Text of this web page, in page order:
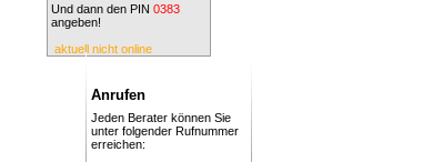
Und dann den PIN 0383
angeben!
aktuell nicht online
Anrufen
Jeden Berater können Sie
unter folgender Rufnummer
erreichen: